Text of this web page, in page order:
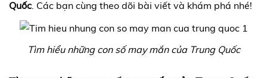
Quốc. Các bạn cùng theo dõi bài viết và khám phá nhé!
Tìm hiểu những con số may mắn của Trung Quốc